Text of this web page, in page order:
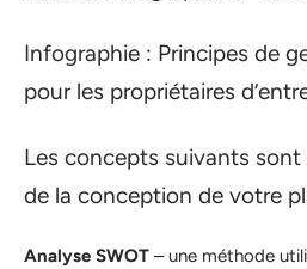
Infographie : Principes de
pour les propriétaires
Les concepts suivants sont
de la conception de votre
Analyse SWOT – une méthode